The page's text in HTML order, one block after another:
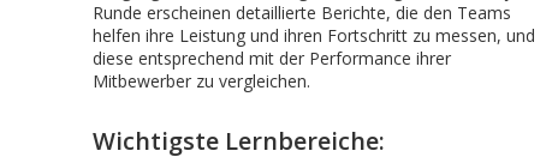
Runde erscheinen detaillierte Berichte, die den Teams
helfen ihre Leistung und ihren Fortschritt zu messen, und
diese entsprechend mit der Performance ihrer
Mitbewerber zu vergleichen.
Wichtigste Lernbereiche: